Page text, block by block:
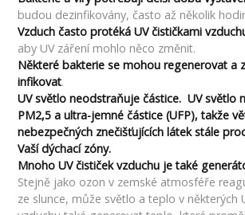
budou dezinfikovány, často až několik
Vzduch často protéká UV čističkami
aby UV záření mohlo něco změnit.
Některé bakterie se mohou regenerovat a
infikovat.
UV světlo neodstraňuje částice. UV světlo
PM2,5 a ultra-jemné částice (UFP), takže
nebezpečných znečišťujících látek stále
Vaší dýchací zóny.
Mnoho UV čističek vzduchu je také
Stejně jako ozon v zemské atmosféře
ze slunce, může světlo a teplo v některých